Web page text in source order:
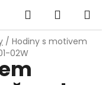
Hledat
KOŠÍK
/ Hodiny s motivem
02W